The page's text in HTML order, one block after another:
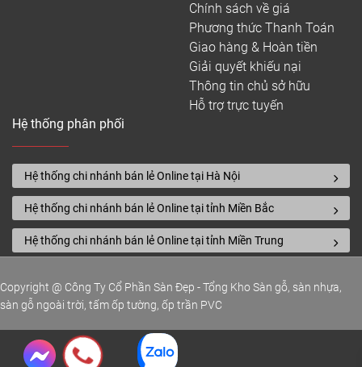
Chính sách về giá
Phương thức Thanh Toán
Giao hàng & Hoàn tiền
Giải quyết khiếu nại
Thông tin chủ sở hữu
Hỗ trợ trực tuyến
Hệ thống phân phối
Hệ thống chi nhánh bán lẻ Online tại Hà Nội
Hệ thống chi nhánh bán lẻ Online tại tỉnh Miền Bắc
Hệ thống chi nhánh bán lẻ Online tại tỉnh Miền Trung
Copyright @ Công Ty Cổ Phần Sàn Đẹp - Tổng Kho Sàn gỗ, sàn nhựa,
sàn gỗ ngoài trời, tấm ốp tường, ốp trần PVC